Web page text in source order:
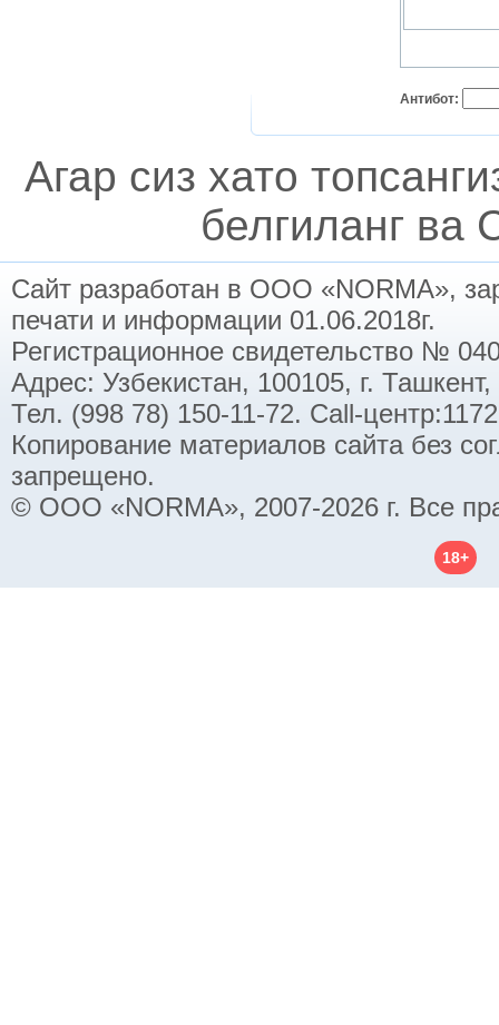
Антибот:
Агар сиз хато
белгиланг ва
Сайт разработан в ООО «NORMA»,
печати и информации 01.06.2018г.
Регистрационное свидетельство №
Адрес: Узбекистан, 100105, г.
Тел. (998 78) 150-11-72. Call-
Копирование материалов сайта без
запрещено.
© ООО «NORMA», 2007-2026 г. Все
18+